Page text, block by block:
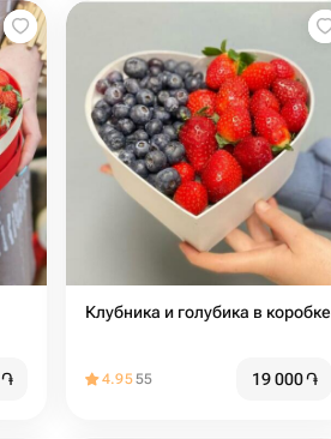
֏
Клубника и голубика в коробке
4.9555 19 000֏